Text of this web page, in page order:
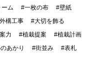
ム 一枚の布
壁紙
構工事
大切を飾る
力 植栽提案
植栽計画
あかり 街並み
表札